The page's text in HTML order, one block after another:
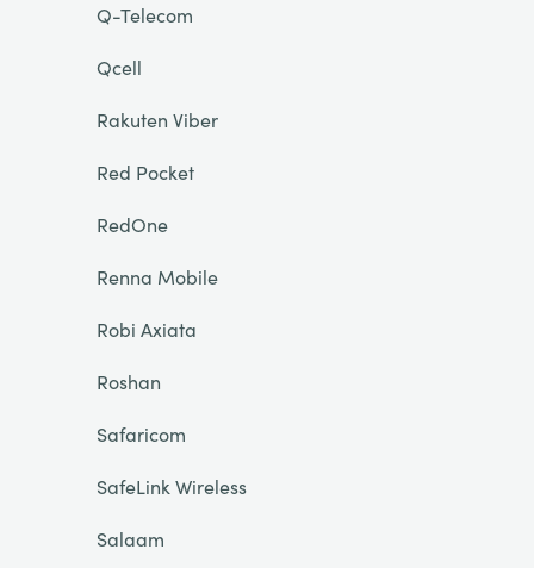
Q-Telecom
Qcell
Rakuten Viber
Red Pocket
RedOne
Renna Mobile
Robi Axiata
Roshan
Safaricom
SafeLink Wireless
Salaam